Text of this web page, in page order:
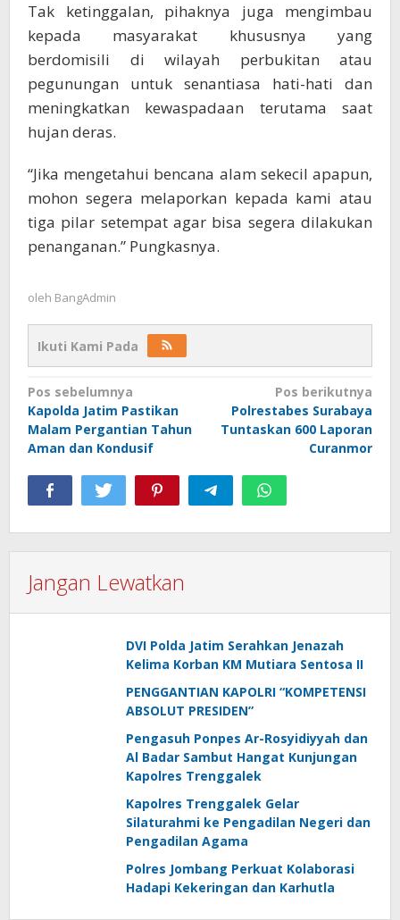
Tak ketinggalan, pihaknya juga mengimbau
kepada masyarakat khususnya yang
berdomisili di wilayah perbukitan atau
pegunungan untuk senantiasa hati-hati dan
meningkatkan kewaspadaan terutama saat
hujan deras.
“Jika mengetahui bencana alam sekecil apapun,
mohon segera melaporkan kepada kami atau
tiga pilar setempat agar bisa segera dilakukan
penanganan.” Pungkasnya.
oleh BangAdmin
Ikuti Kami Pada
Navigasi
pos
Pos sebelumnya
Kapolda Jatim Pastikan
Malam Pergantian Tahun
Aman dan Kondusif
Pos berikutnya
Polrestabes Surabaya
Tuntaskan 600 Laporan
Curanmor
Jangan Lewatkan
DVI Polda Jatim Serahkan Jenazah
Kelima Korban KM Mutiara Sentosa II
PENGGANTIAN KAPOLRI “KOMPETENSI
ABSOLUT PRESIDEN”
Pengasuh Ponpes Ar-Rosyidiyyah dan
Al Badar Sambut Hangat Kunjungan
Kapolres Trenggalek
Kapolres Trenggalek Gelar
Silaturahmi ke Pengadilan Negeri dan
Pengadilan Agama
Polres Jombang Perkuat Kolaborasi
Hadapi Kekeringan dan Karhutla